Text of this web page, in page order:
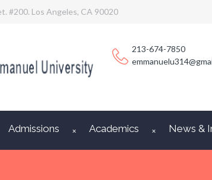
#200. Los Angeles, CA 90020
213-674-7850
Admissions Academics News &